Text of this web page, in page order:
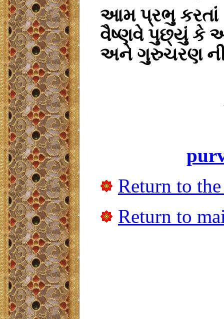
આમ પ્રભુ કરતાં
વૈષ્ણવે પુછ્યું કે
અને ગુરુચરણ
Return to
Return to